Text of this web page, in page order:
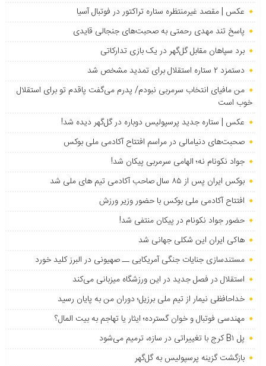
عکس | مقصد غیرمنتظره ستاره تراکتور در فوتبال آسیا
پاسخ تند مهدی رحمتی به صحبت‌های جنجالی قایدی
برد سپاهان مقابل گل‌گهر در یک بازی تدارکاتی
دستمزد ۲ ستاره استقلال برای تمدید مشخص شد
من مافیای انتخاب سرمربی نبودم/ پدرم می‌گفت پاقدم تو برای استقلال
خوب است
عکس | ستاره جدید پرسپولیس دوباره در گل‌گهر دیده شد!
صحبت‌های دنیامالی در مراسم افتتاح آکادمی ملی بوکس
جواد نکونام نه؛ الهامی سرمربی پیکان شد!
بوکس ایران پس از ۸۵ سال صاحب آکادمی تیم های ملی شد
افتتاح آکادمی ملی بوکس با حضور وزیر ورزش
حضور جواد نکونام در پیکان منتفی شد!
هاکی ایران این شکلی جهانی شد
مستندسازی جنایات جنگی آمریکایی ــ صهیونی در البرز کلید خورد
استقلال در فصل جدید در این ورزشگاه میزبانی می‌کند
خداحافظی نیمار از تیم ملی برزیل؛ دوران من به پایان رسید
مهندسی فوتبال و خوان گسترده؛ ایثار یا تهاجم به بیت المال؟
پل B۱ کرج با تغییراتی در سازه، ترمیم می‌شود
بازگشت گزینه پرسپولیس به ‌گل‌گهر